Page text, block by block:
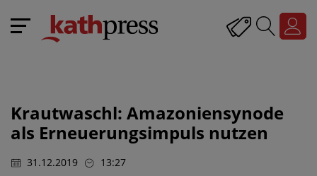
Krautwaschl: Amazoniensynode
als Erneuerungsimpuls nutzen
31.12.2019 13:27